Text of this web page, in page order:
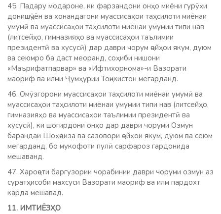
45. Падару модароне, ки фарзандони онҳо миёни гурӯҳи
донишҷӯён ва хонандагони муассисаҳои таҳсилоти миёнаи
умумӣ ва муассисаҳои таҳсилоти миёнаи умумии типи нав
(литсейҳо, гимназияҳо ва муассисаҳои таълимии
президентӣ ва хусусӣ) дар даври чорум ҷойҳои якум, дуюм
ва сеюмро ба даст меоранд, соҳиби нишони
«Маърифатпарвар» ва «Ифтихорнома»-и Вазорати
маориф ва илми Ҷумҳурии Тоҷикистон мегарданд.
46. Омӯзгорони муассисаҳои таҳсилоти миёнаи умумӣ ва
муассисаҳои таҳсилоти миёнаи умумии типи нав (литсейҳо,
гимназияҳо ва муассисаҳои таълимии президентӣ ва
хусусӣ), ки шогирдони онҳо дар даври чоруми Озмун
барандаи Шоҳҷоиза ва сазовори ҷойҳои якум, дуюм ва сеюм
мегарданд, бо мукофоти пулӣ сарфароз гардонида
мешаванд.
47. Хароҷоти баргузории чорабинии даври чоруми озмун аз
суратҳисоби махсуси Вазорати маориф ва илм пардохт
карда мешавад.
11. ИМТИЁЗҲО